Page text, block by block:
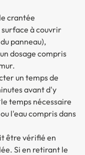
crantée
à couvrir
panneau),
dosage compris
un temps de
avant d'y
temps nécessaire
l'eau compris dans
être vérifié en
Si en retirant le